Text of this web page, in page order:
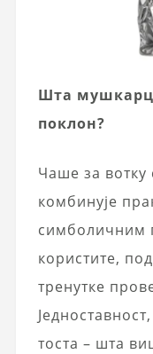
Шта
поклон?
Чаше за вотку
комбинује
симболичним
користите,
тренутке
тоста – шта